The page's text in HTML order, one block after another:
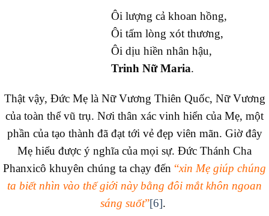
Ôi lượng cả khoan hồng,
Ôi tấm lòng xót thương,
Ôi dịu hiền nhân hậu,
Trinh Nữ Maria.
Thật vậy, Đức Mẹ là Nữ Vương Thiên Quốc, Nữ Vương
của toàn thể vũ trụ. Nơi thân xác vinh hiển của Mẹ, một
phần của tạo thành đã đạt tới vẻ đẹp viên mãn. Giờ đây
Mẹ hiểu được ý nghĩa của mọi sự. Đức Thánh Cha
Phanxicô khuyên chúng ta chạy đến “xin Mẹ giúp chúng
ta biết nhìn vào thế giới này bằng đôi mắt khôn ngoan
sáng suốt”[6].